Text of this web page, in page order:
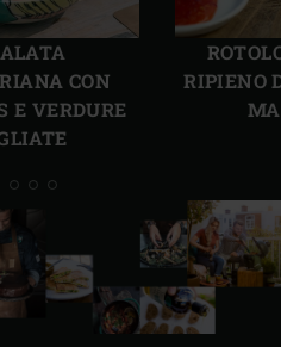
CON
E VERDURE
RIPIENO